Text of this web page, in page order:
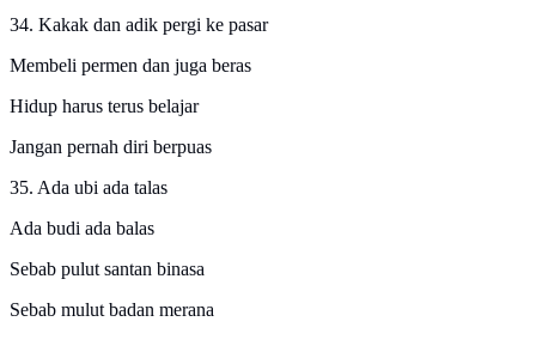
34. Kakak dan adik pergi ke pasar
Membeli permen dan juga beras
Hidup harus terus belajar
Jangan pernah diri berpuas
35. Ada ubi ada talas
Ada budi ada balas
Sebab pulut santan binasa
Sebab mulut badan merana